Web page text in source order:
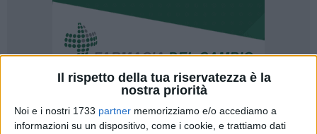
Il rispetto della tua riservatezza è la
nostra priorità
Noi e i nostri 1733 partner memorizziamo e/o accediamo a
informazioni su un dispositivo, come i cookie, e trattiamo dati
4